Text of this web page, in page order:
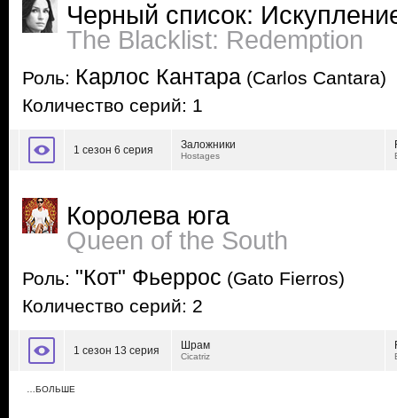
Черный список:
The Blacklist: Redemption
Роль: Карлос Кантара (Carlos Cantara)
Количество серий: 1
1 сезон 6 серия Заложники
Hostages
Королева юга
Queen of the South
Роль: "Кот" Фьеррос (Gato Fierros)
Количество серий: 2
1 сезон 13 серия Шрам
Cicatriz
…БОЛЬШЕ